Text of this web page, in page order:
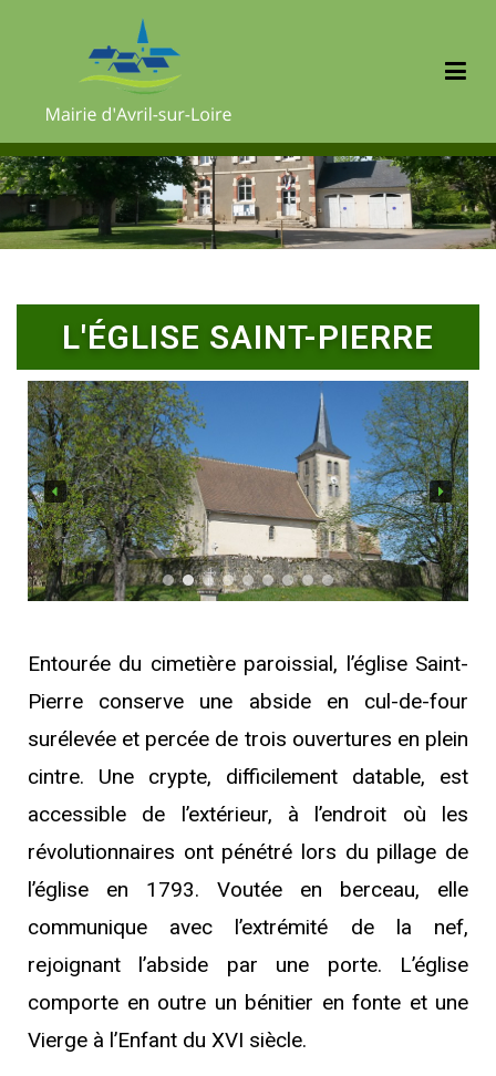
Mairie d'Avril sur Loire
L'ÉGLISE SAINT-PIERRE
Entourée du cimetière paroissial, l’église Saint-
Pierre conserve une abside en cul-de-four
surélevée et percée de trois ouvertures en plein
cintre. Une crypte, difficilement datable, est
accessible de l’extérieur, à l’endroit où les
révolutionnaires ont pénétré lors du pillage de
l’église en 1793. Voutée en berceau, elle
communique avec l’extrémité de la nef,
rejoignant l’abside par une porte. L’église
comporte en outre un bénitier en fonte et une
Vierge à l’Enfant du XVI siècle.